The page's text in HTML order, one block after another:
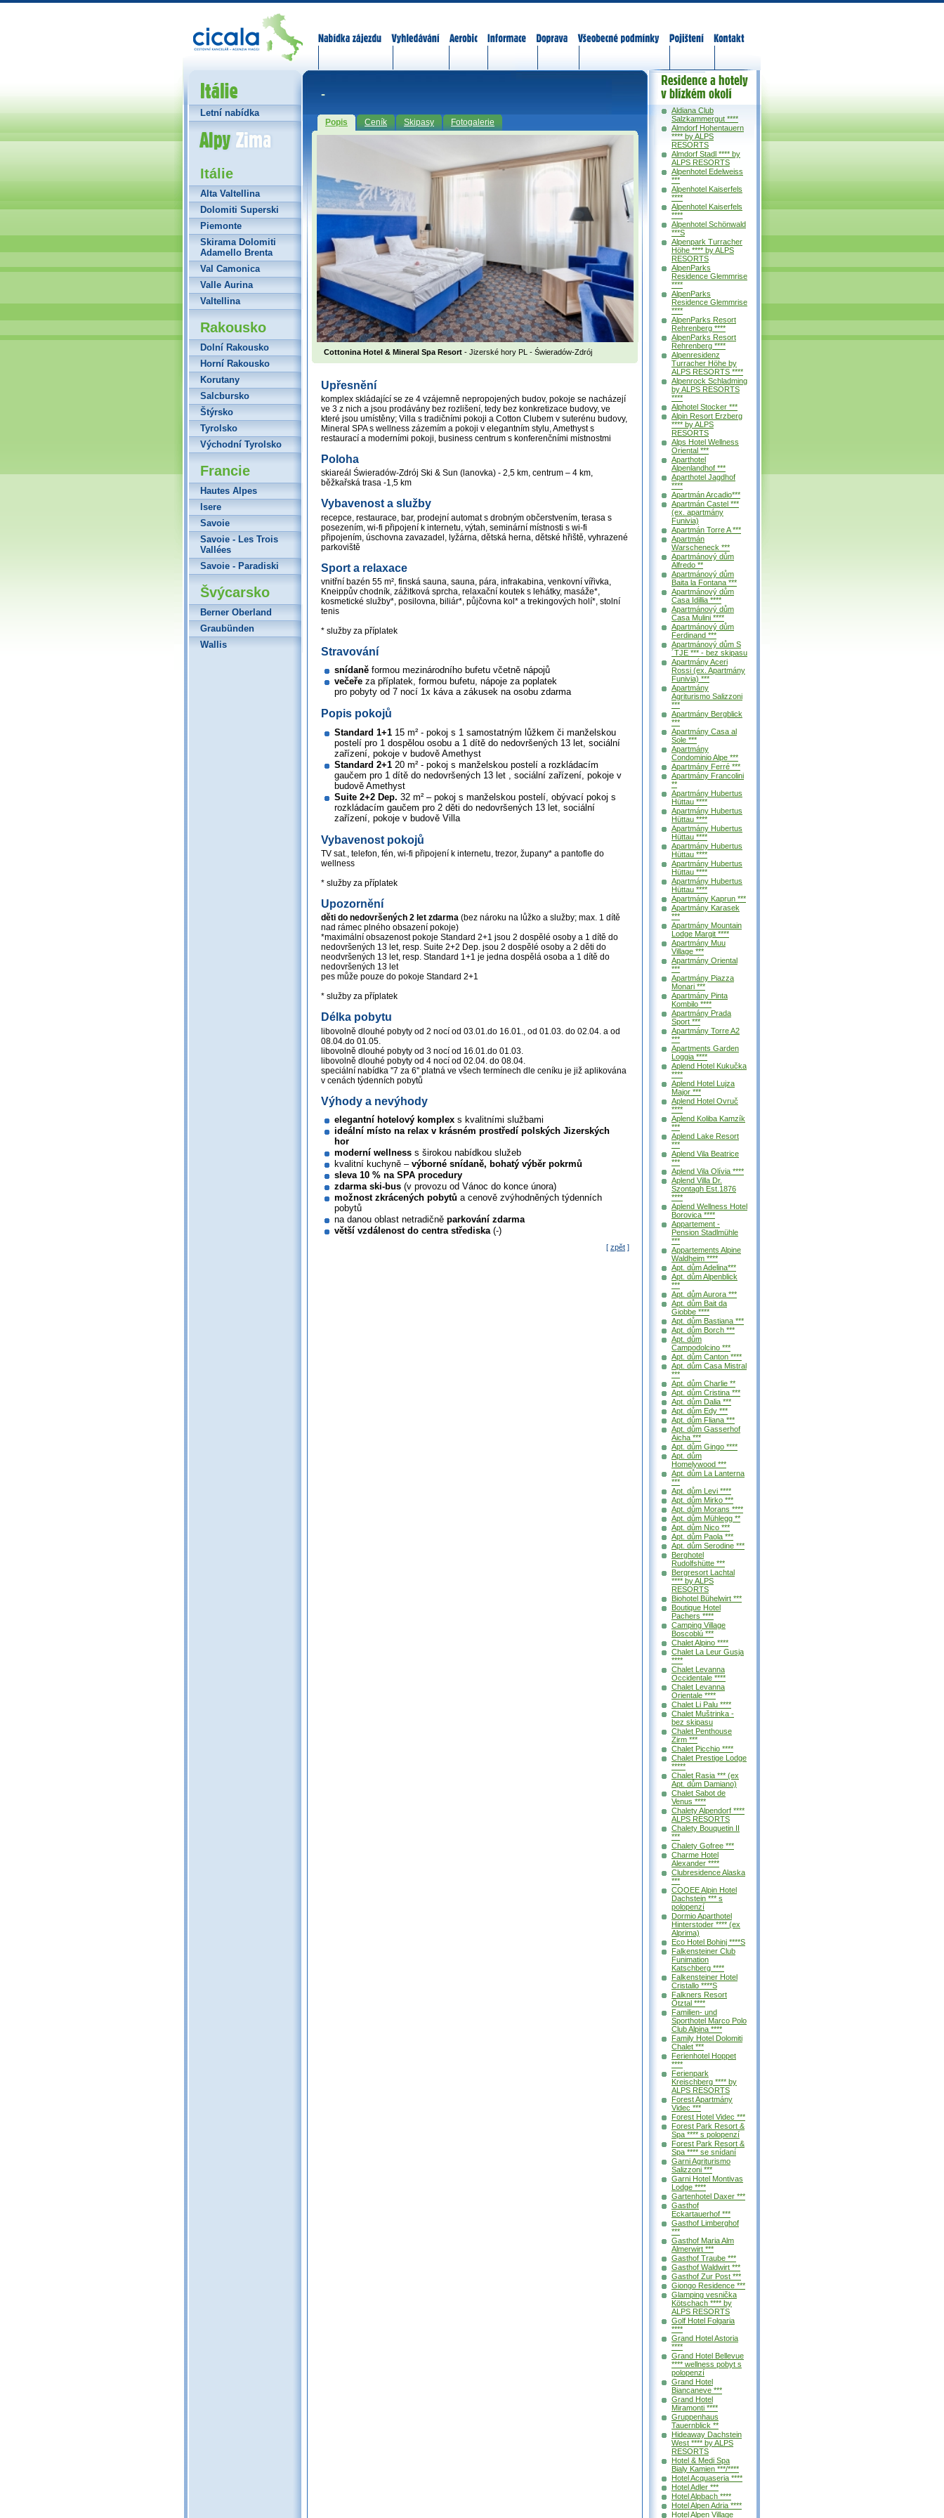
-
Popis Ceník Skipasy Fotogalerie
Cottonina Hotel & Mineral Spa Resort - Jizerské hory PL - Świeradów-Zdrój
Upřesnění
komplex skládající se ze 4 vzájemně nepropojených budov, pokoje se nacházejí
ve 3 z nich a jsou prodávány bez rozlišení, tedy bez konkretizace budovy, ve
které jsou umístěny; Villa s tradičními pokoji a Cotton Clubem v suterénu budovy,
Mineral SPA s wellness zázemím a pokoji v elegantním stylu, Amethyst s
restaurací a moderními pokoji, business centrum s konferenčními místnostmi
Poloha
skiareál Świeradów-Zdrój Ski & Sun (lanovka) - 2,5 km, centrum – 4 km,
běžkařská trasa -1,5 km
Vybavenost a služby
recepce, restaurace, bar, prodejní automat s drobným občerstvením, terasa s
posezením, wi-fi připojení k internetu, výtah, seminární místnosti s wi-fi
připojením, úschovna zavazadel, lyžárna, dětská herna, dětské hřiště, vyhrazené
parkoviště
Sport a relaxace
vnitřní bazén 55 m², finská sauna, sauna, pára, infrakabina, venkovní vířivka,
Kneippův chodník, zážitková sprcha, relaxační koutek s lehátky, masáže*,
kosmetické služby*, posilovna, biliár*, půjčovna kol* a trekingových holí*, stolní
tenis
* služby za příplatek
Stravování
snídaně formou mezinárodního bufetu včetně nápojů
večeře za příplatek, formou bufetu, nápoje za poplatek
pro pobyty od 7 nocí 1x káva a zákusek na osobu zdarma
Popis pokojů
Standard 1+1 15 m² - pokoj s 1 samostatným lůžkem či manželskou
postelí pro 1 dospělou osobu a 1 dítě do nedovršených 13 let, sociální
zařízení, pokoje v budově Amethyst
Standard 2+1 20 m² - pokoj s manželskou postelí a rozkládacím
gaučem pro 1 dítě do nedovršených 13 let , sociální zařízení, pokoje v
budově Amethyst
Suite 2+2 Dep. 32 m² – pokoj s manželskou postelí, obývací pokoj s
rozkládacím gaučem pro 2 děti do nedovršených 13 let, sociální
zařízení, pokoje v budově Villa
Vybavenost pokojů
TV sat., telefon, fén, wi-fi připojení k internetu, trezor, župany* a pantofle do
wellness
* služby za příplatek
Upozornění
děti do nedovršených 2 let zdarma (bez nároku na lůžko a služby; max. 1 dítě
nad rámec plného obsazení pokoje)
*maximální obsazenost pokoje Standard 2+1 jsou 2 dospělé osoby a 1 dítě do
nedovršených 13 let, resp. Suite 2+2 Dep. jsou 2 dospělé osoby a 2 děti do
neodvršených 13 let, resp. Standard 1+1 je jedna dospělá osoba a 1 dítě do
nedovršených 13 let
pes může pouze do pokoje Standard 2+1
* služby za příplatek
Délka pobytu
libovolně dlouhé pobyty od 2 nocí od 03.01.do 16.01., od 01.03. do 02.04. a od
08.04.do 01.05.
libovolně dlouhé pobyty od 3 nocí od 16.01.do 01.03.
libovolně dlouhé pobyty od 4 nocí od 02.04. do 08.04.
speciální nabídka ''7 za 6'' platná ve všech termínech dle ceníku je již aplikována
v cenách týdenních pobytů
Výhody a nevýhody
elegantní hotelový komplex s kvalitními službami
ideální místo na relax v krásném prostředí polských Jizerských
hor
moderní wellness s širokou nabídkou služeb
kvalitní kuchyně – výborné snídaně, bohatý výběr pokrmů
sleva 10 % na SPA procedury
zdarma ski-bus (v provozu od Vánoc do konce února)
možnost zkrácených pobytů a cenově zvýhodněných týdenních
pobytů
na danou oblast netradičně parkování zdarma
větší vzdálenost do centra střediska(-)
[ zpět ]
Itálie
Letní nabídka
Alpy Zima
Itálie
Alta Valtellina
Dolomiti Superski
Piemonte
Skirama Dolomiti
Adamello Brenta
Val Camonica
Valle Aurina
Valtellina
Rakousko
Dolní Rakousko
Horní Rakousko
Korutany
Salcbursko
Štýrsko
Tyrolsko
Východní Tyrolsko
Francie
Hautes Alpes
Isere
Savoie
Savoie - Les Trois
Vallées
Savoie - Paradiski
Švýcarsko
Berner Oberland
Graubünden
Wallis
Residence a
hotely v okolí
Aldiana Club
Salzkammergut ****
Almdorf Hohentauern
**** by ALPS
RESORTS
Almdorf Stadl **** by
ALPS RESORTS
Alpenhotel Edelweiss
***
Alpenhotel Kaiserfels
****
Alpenhotel Kaiserfels
****
Alpenhotel Schönwald
***S
Alpenpark Turracher
Höhe **** by ALPS
RESORTS
AlpenParks
Residence Glemmrise
****
AlpenParks
Residence Glemmrise
****
AlpenParks Resort
Rehrenberg ****
AlpenParks Resort
Rehrenberg ****
Alpenresidenz
Turracher Höhe by
ALPS RESORTS ****
Alpenrock Schladming
by ALPS RESORTS
****
Alphotel Stocker ***
Alpin Resort Erzberg
**** by ALPS
RESORTS
Alps Hotel Wellness
Oriental ***
Aparthotel
Alpenlandhof ***
Aparthotel Jagdhof
****
Apartmán Arcadio***
Apartmán Castel ***
(ex. apartmány
Funivia)
Apartmán Torre A ***
Apartmán
Warscheneck ***
Apartmánový dům
Alfredo **
Apartmánový dům
Baita la Fontana ***
Apartmánový dům
Casa Idillia ****
Apartmánový dům
Casa Mulini ****
Apartmánový dům
Ferdinand ***
Apartmánový dům S
´TJE *** - bez skipasu
Apartmány Aceri
Rossi (ex. Apartmány
Funivia) ***
Apartmány
Agriturismo Salizzoni
***
Apartmány Bergblick
***
Apartmány Casa al
Sole ***
Apartmány
Condominio Alpe ***
Apartmány Ferré ***
Apartmány Francolini
**
Apartmány Hubertus
Hüttau ****
Apartmány Hubertus
Hüttau ****
Apartmány Hubertus
Hüttau ****
Apartmány Hubertus
Hüttau ****
Apartmány Hubertus
Hüttau ****
Apartmány Hubertus
Hüttau ****
Apartmány Kaprun ***
Apartmány Karasek
***
Apartmány Mountain
Lodge Margit ****
Apartmány Muu
Village ***
Apartmány Oriental
***
Apartmány Piazza
Monari ***
Apartmány Pinta
Kombilo ****
Apartmány Prada
Sport ***
Apartmány Torre A2
***
Apartments Garden
Loggia ****
Aplend Hotel Kukučka
****
Aplend Hotel Lujza
Major ***
Aplend Hotel Ovruč
****
Aplend Koliba Kamzík
***
Aplend Lake Resort
***
Aplend Vila Beatrice
***
Aplend Vila Olívia ****
Aplend Villa Dr.
Szontagh Est.1876
****
Aplend Wellness Hotel
Borovica ****
Appartement -
Pension Stadlmühle
***
Appartements Alpine
Waldheim ****
Apt. dům Adelina***
Apt. dům Alpenblick
***
Apt. dům Aurora ***
Apt. dům Bait da
Giobbe ****
Apt. dům Bastiana ***
Apt. dům Borch ***
Apt. dům
Campodolcino ***
Apt. dům Canton ****
Apt. dům Casa Mistral
***
Apt. dům Charlie **
Apt. dům Cristina ***
Apt. dům Dalia ***
Apt. dům Edy ***
Apt. dům Fliana ***
Apt. dům Gasserhof
Aicha ***
Apt. dům Gingo ****
Apt. dům
Homelywood ***
Apt. dům La Lanterna
***
Apt. dům Levi ****
Apt. dům Mirko ***
Apt. dům Morans ****
Apt. dům Mühlegg **
Apt. dům Nico ***
Apt. dům Paola ***
Apt. dům Serodine ***
Berghotel
Rudolfshütte ***
Bergresort Lachtal
**** by ALPS
RESORTS
Biohotel Bühelwirt ***
Boutique Hotel
Pachers ****
Camping Village
Boscoblú ***
Chalet Alpino ****
Chalet La Leur Gusja
****
Chalet Levanna
Occidentale ****
Chalet Levanna
Orientale ****
Chalet Li Palu ****
Chalet Muštrinka -
bez skipasu
Chalet Penthouse
Zirm ***
Chalet Picchio ****
Chalet Prestige Lodge
*****
Chalet Rasia *** (ex
Apt. dům Damiano)
Chalet Sabot de
Venus ****
Chalety Alpendorf ****
ALPS RESORTS
Chalety Bouquetin II
***
Chalety Gofree ***
Charme Hotel
Alexander ****
Clubresidence Alaska
***
COOEE Alpin Hotel
Dachstein *** s
polopenzí
Dormio Aparthotel
Hinterstoder **** (ex
Alprima)
Eco Hotel Bohinj ****S
Falkensteiner Club
Funimation
Katschberg ****
Falkensteiner Hotel
Cristallo ****S
Falkners Resort
Ötztal ****
Familien- und
Sporthotel Marco Polo
Club Alpina ****
Family Hotel Dolomiti
Chalet ***
Ferienhotel Hoppet
****
Ferienpark
Kreischberg **** by
ALPS RESORTS
Forest Apartmány
Videc ***
Forest Hotel Videc ***
Forest Park Resort &
Spa **** s polopenzí
Forest Park Resort &
Spa **** se snídaní
Garni Agriturismo
Salizzoni ***
Garni Hotel Montivas
Lodge ****
Gartenhotel Daxer ***
Gasthof
Eckartauerhof ***
Gasthof Limberghof
***
Gasthof Maria Alm
Almerwirt ***
Gasthof Traube ***
Gasthof Waldwirt ***
Gasthof Zur Post ***
Giongo Residence ***
Glamping vesnička
Kötschach **** by
ALPS RESORTS
Golf Hotel Folgaria
****
Grand Hotel Astoria
****
Grand Hotel Bellevue
**** wellness pobyt s
polopenzí
Grand Hotel
Biancaneve ***
Grand Hotel
Miramonti ****
Gruppenhaus
Tauernblick **
Hideaway Dachstein
West **** by ALPS
RESORTS
Hotel & Medi Spa
Bialy Kamien ***/****
Hotel Acquaseria ****
Hotel Adler ***
Hotel Alpbach ****
Hotel Alpen Adria ****
Hotel Alpen Village